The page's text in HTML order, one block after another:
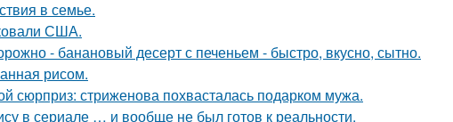
в семье.
США.
- банановый десерт с печеньем - быстро, вкусно, сытно.
рисом.
сюрприз: стриженова похвасталась подарком мужа.
в сериале … и вообще не был готов к реальности.